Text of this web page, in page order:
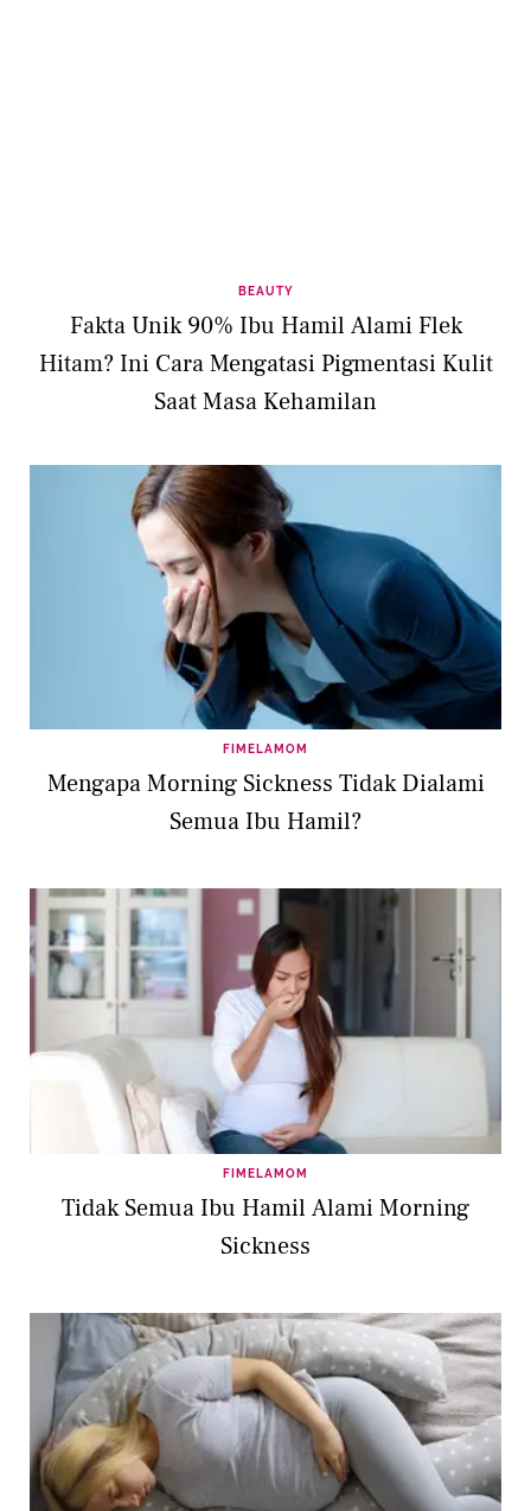
BEAUTY
Fakta Unik 90% Ibu Hamil Alami Flek
Hitam? Ini Cara Mengatasi Pigmentasi Kulit
Saat Masa Kehamilan
FIMELAMOM
Mengapa Morning Sickness Tidak Dialami
Semua Ibu Hamil?
FIMELAMOM
Tidak Semua Ibu Hamil Alami Morning
Sickness